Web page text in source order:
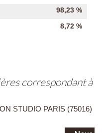
98,23 %
8,72 %
STUDIO PARIS (75016)